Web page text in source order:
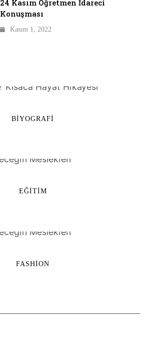
24 Kasım Öğretmen İdareci
Konuşması
Kasım 1, 2022
BIYOGRAFI
EĞITIM
FASHION